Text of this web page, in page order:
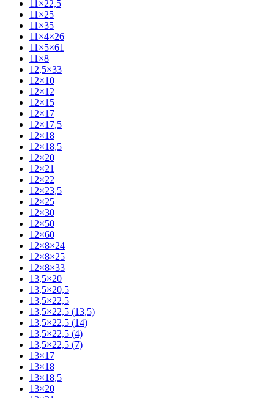
11×22,5
11×25
11×35
11×4×26
11×5×61
11×8
12,5×33
12×10
12×12
12×15
12×17
12×17,5
12×18
12×18,5
12×20
12×21
12×22
12×23,5
12×25
12×30
12×50
12×60
12×8×24
12×8×25
12×8×33
13,5×20
13,5×20,5
13,5×22,5
13,5×22,5 (13,5)
13,5×22,5 (14)
13,5×22,5 (4)
13,5×22,5 (7)
13×17
13×18
13×18,5
13×20